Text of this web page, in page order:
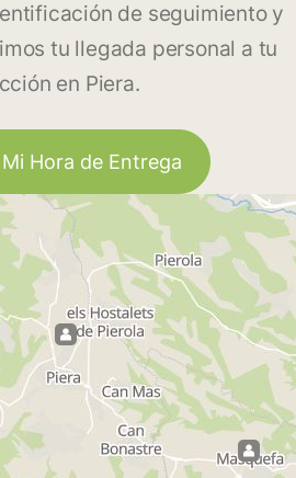
de seguimiento y
tu llegada personal a tu
en Piera.
Hora de Entrega